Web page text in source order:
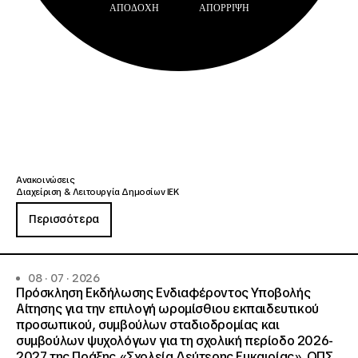
Ανακοινώσεις
Διαχείριση & Λειτουργία Δημοσίων ΙΕΚ
Περισσότερα
08 · 07 · 2026
Πρόσκληση Εκδήλωσης Ενδιαφέροντος Υποβολής
Αίτησης για την επιλογή ωρομίσθιου εκπαιδευτικού
προσωπικού, συμβούλων σταδιοδρομίας και
συμβούλων ψυχολόγων για τη σχολική περίοδο 2026-
ΑΠΟΔΟΧΉ ΑΠΌΡΡΙΨΗ